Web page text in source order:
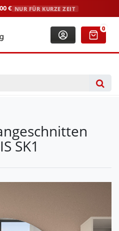
€ NUR FÜR KURZE ZEIT
0
SK1